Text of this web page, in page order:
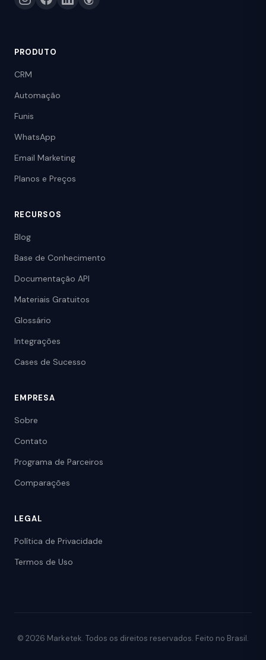
PRODUTO
CRM
Automação
Funis
WhatsApp
Email Marketing
Planos e Preços
RECURSOS
Blog
Base de Conhecimento
Documentação API
Materiais Gratuitos
Glossário
Integrações
Cases de Sucesso
EMPRESA
Sobre
Contato
Programa de Parceiros
Comparações
LEGAL
Política de Privacidade
Termos de Uso
© 2026 Marketek. Todos os direitos reservados. Feito no Brasil.